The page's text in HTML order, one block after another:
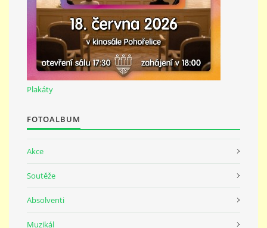
© 2026 eStránky.cz |Tisk|Nahoru ↑
Plakáty
FOTOALBUM
Akce
Soutěže
Absolventi
Muzikál